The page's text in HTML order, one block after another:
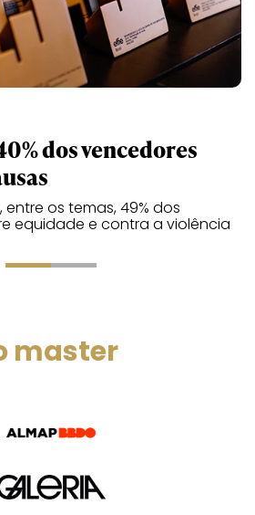
dos vencedores
os temas, 49% dos
equidade e contra a violência
master